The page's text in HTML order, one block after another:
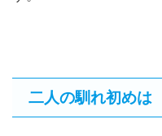
二人の馴れ初めは